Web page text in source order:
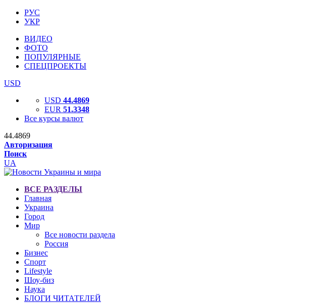
РУС
УКР
ВИДЕО
ФОТО
ПОПУЛЯРНЫЕ
СПЕЦПРОЕКТЫ
USD
USD 44.4869
EUR 51.3348
Все курсы валют
44.4869
Авторизация
Поиск
UA
ВСЕ РАЗДЕЛЫ
Главная
Украина
Город
Мир
Все новости раздела
Россия
Бизнес
Спорт
Lifestyle
Шоу-биз
Наука
БЛОГИ ЧИТАТЕЛЕЙ